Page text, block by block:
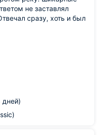
не заставлял
сразу, хоть и был
где-то, как-то,
дней)